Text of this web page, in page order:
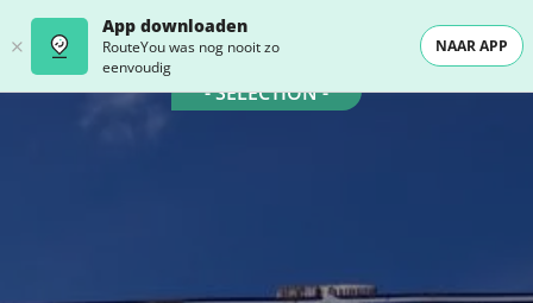
App downloaden
RouteYou was nog nooit zo
eenvoudig
NAAR APP
- SELECTION -